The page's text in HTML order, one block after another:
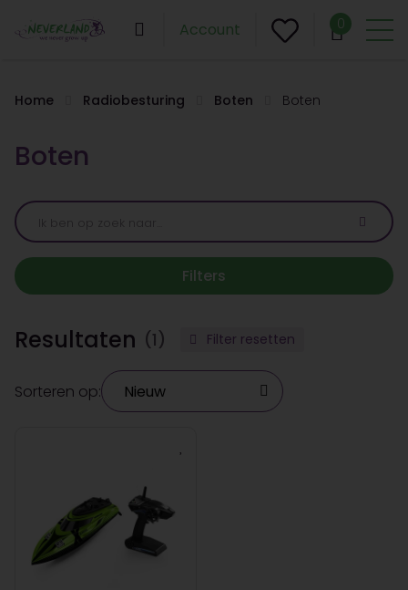
Account 0
Home Radiobesturing Boten Boten
Boten
Filters
Resultaten (1) Filter resetten
Sorteren op: